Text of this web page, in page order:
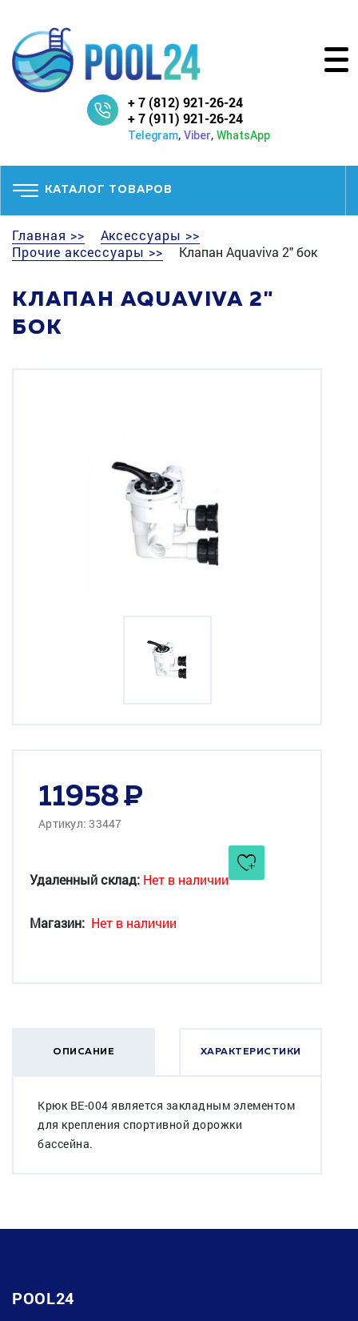
+ 7 (812) 921-26-24
+ 7 (911) 921-26-24
Telegram, Viber, WhatsApp
КАТАЛОГ ТОВАРОВ
Главная >>
Аксессуары >>
Прочие аксессуары >>
Клапан Aquaviva 2" бок
КЛАПАН AQUAVIVA 2"
БОК
11958
Артикул: 33447
Удаленный склад: Нет в наличии
Магазин: Нет в наличии
ОПИСАНИЕ ХАРАКТЕРИСТИКИ
Крюк BE-004 является закладным элементом
для крепления спортивной дорожки
бассейна.
POOL24